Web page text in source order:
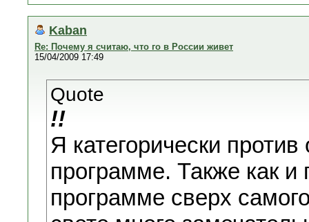
Kaban
Re: Почему я считаю, что го в России живет
15/04/2009 17:49
Quote
!!
Я категорически
программе. Также как и
программе сверх